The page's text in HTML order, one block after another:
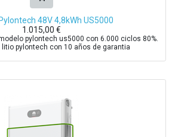
48V 4,8kWh US5000
1.015,00 €
pylontech us5000 con 6.000 ciclos 80%.
litio pylontech con 10 años de garantia